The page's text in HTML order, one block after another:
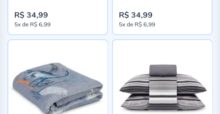
R$ 34,99
5xde R$ 6,99
R$ 34,99
5xde R$ 6,99